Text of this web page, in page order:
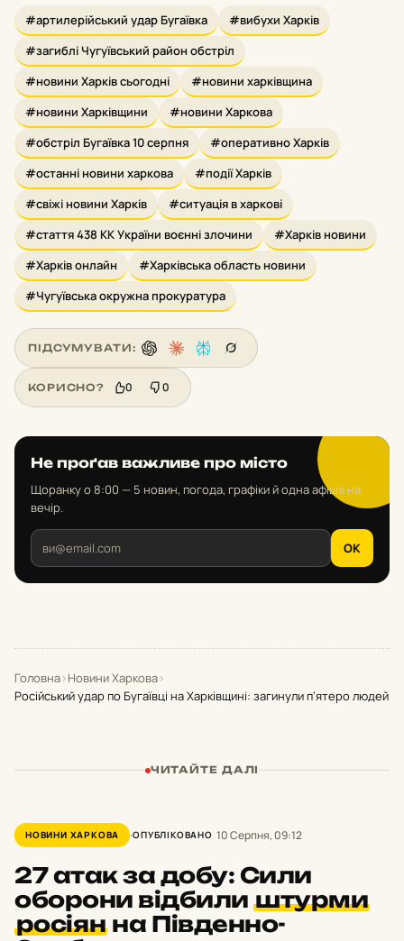
#артилерійський удар Бугаївка
#вибухи Харків
#загиблі Чугуївський район обстріл
#новини Харків сьогодні
#новини харківщина
#новини Харківщини
#новини Харкова
#обстріл Бугаївка 10 серпня
#оперативно Харків
#останні новини харкова
#події Харків
#свіжі новини Харків
#ситуація в харкові
#стаття 438 КК України воєнні злочини
#Харків новини
#Харків онлайн
#Харківська область новини
#Чугуївська окружна прокуратура
ПІДСУМУВАТИ:
КОРИСНО? 0 0
Не проґав важливе про місто
Щоранку о 8:00 — 5 новин, погода, графіки й одна афіша на
вечір.
OK
Головна›Новини Харкова›
Російський удар по Бугаївці на Харківщині: загинули п’ятеро людей
ЧИТАЙТЕ ДАЛІ
НОВИНИ ХАРКОВА ОПУБЛІКОВАНО 10 Серпня, 09:12
27 атак за добу: Сили
оборони відбилиштурми
росіянна Південно-